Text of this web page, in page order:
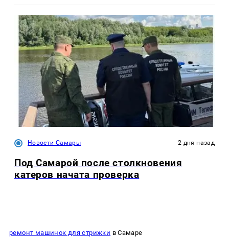
Новости Самары 2 дня назад
Под Самарой после столкновения
катеров начата проверка
ремонт машинок для стрижки в Самаре